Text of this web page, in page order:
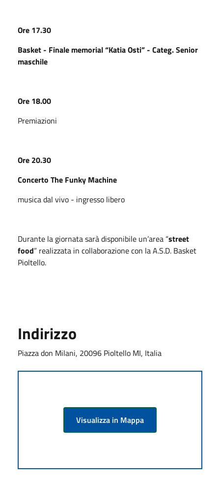
Ore 17.30
Basket - Finale memorial “Katia Osti” - Categ. Senior
maschile
Ore 18.00
Premiazioni
Ore 20.30
Concerto The Funky Machine
musica dal vivo - ingresso libero
Durante la giornata sarà disponibile un’area “street
food” realizzata in collaborazione con la A.S.D. Basket
Pioltello.
Indirizzo
Piazza don Milani, 20096 Pioltello MI, Italia
Visualizza in Mappa